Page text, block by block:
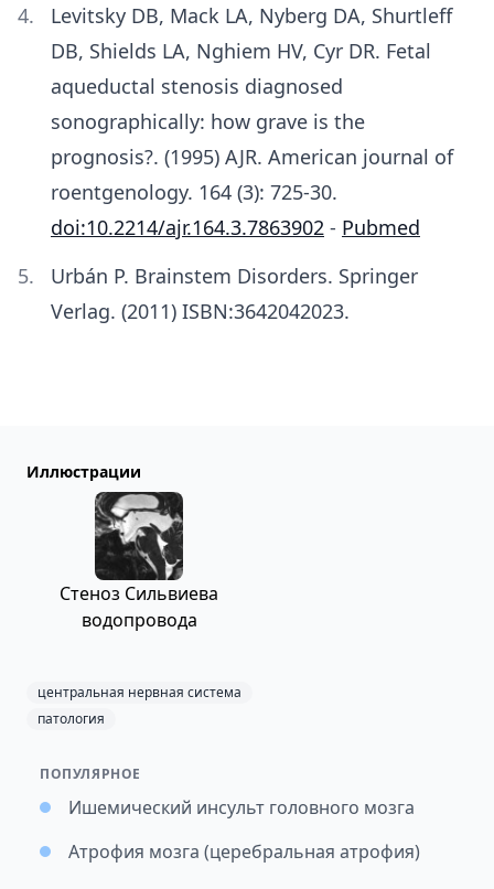
Levitsky DB, Mack LA, Nyberg DA, Shurtleff
DB, Shields LA, Nghiem HV, Cyr DR. Fetal
aqueductal stenosis diagnosed
sonographically: how grave is the
prognosis?. (1995) AJR. American journal of
roentgenology. 164 (3): 725-30.
doi:10.2214/ajr.164.3.7863902 - Pubmed
Urbán P. Brainstem Disorders. Springer
Verlag. (2011) ISBN:3642042023.
Иллюстрации
Стеноз Сильвиева
водопровода
центральная нервная система
патология
ПОПУЛЯРНОЕ
Ишемический инсульт головного мозга
Атрофия мозга (церебральная атрофия)